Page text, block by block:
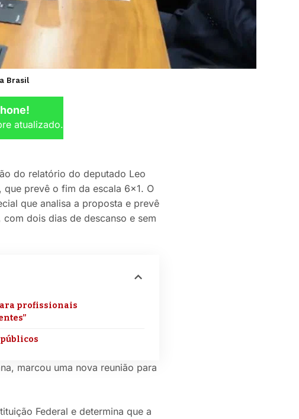
Brasil
atualizado.
do relatório do deputado Leo
que prevê o fim da escala 6×1. O
que analisa a proposta e prevê
dois dias de descanso e sem
profissionais
marcou uma nova reunião para
Federal e determina que a